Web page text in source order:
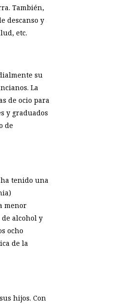
También,
descanso y
etc.
su
La
de ocio para
y graduados
de
tenido una
menor
alcohol y
ocho
de la
hijos. Con